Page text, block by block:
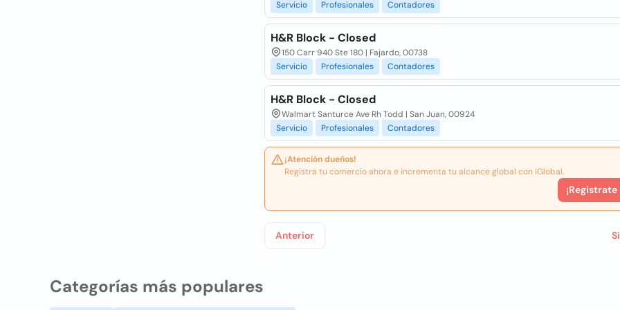
Servicio
Profesionales Contadores
H&R Block - Closed
150 Carr 940 Ste 180 | Fajardo, 00738
Servicio
Profesionales Contadores
H&R Block - Closed
Walmart Santurce Ave Rh Todd | San Juan, 00924
Servicio
Profesionales Contadores
¡Atención dueños!
Registra tu comercio ahora e incrementa tu alcance global con iGlobal.
¡Registrate
Anterior
Categorías más populares